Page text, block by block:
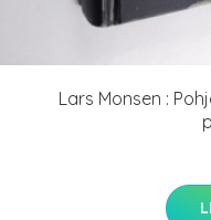
Lars Monsen :